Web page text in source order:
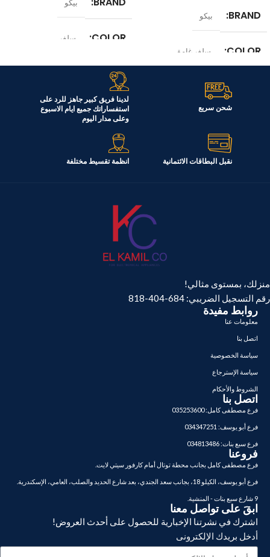
BRAND بيكو
COLOR سلفر غامق
RDNE650E60ZXR
بيكو
COLOR سلفر
الموديل
السعة 390 لتر شحن سريع
لدينا فريق كبير جاهز للرد على
استفساراتك جميع ايام الاسبوع
وعلى مدار اليوم
نقبل البطاقات الائتمانية انظمة تقسيط مختلفة
منزلك، بمستوى مثالي!
رقم التسجيل الضريبي: 684-404-818
روابط مفيدة
معلومات عنا
اتصل بنا
سياسة الخصوصية
سياسة الإسترجاع
الشروط والأحكام
اتصل بنا
فرع مصطفى كامل: 035253600
فرع أبو يوسف: 034347251
فرع سبع بنات: 034813486
فروعنا
فرع مصطفى كامل بجانب محطة توتال أمام كارفور سيتي لايت.
فرع أبو يوسف، الكيلو 18، بجانب سعد الجندي، بعد شارع الحديد والصلب، العامي، الإسكندرية.
9 شارع سبع بنات - المنشية.
ابقَ على تواصل معنا
اشترك في نشرتنا الإخبارية للحصول على أحدث العروض!
أدخل بريدك الإلكترونى